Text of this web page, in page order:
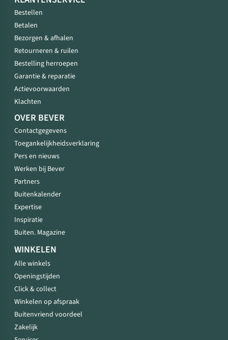
Bestellen
Betalen
Bezorgen & afhalen
Retourneren & ruilen
Bestelling herroepen
Garantie & reparatie
Actievoorwaarden
Klachten
OVER BEVER
Contactgegevens
Toegankelijkheidsverklaring
Pers en nieuws
Werken bij Bever
Partners
Buitenkalender
Expertise
Inspiratie
Buiten. Magazine
WINKELEN
Alle winkels
Openingstijden
Click & collect
Winkelen op afspraak
Buitenvriend voordeel
Zakelijk